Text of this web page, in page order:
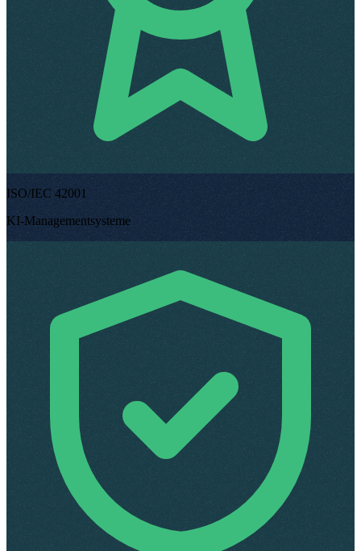
ISO/IEC 42001
KI-Managementsysteme